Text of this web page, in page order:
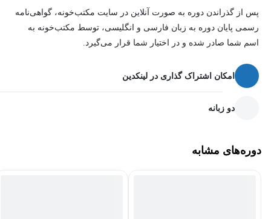
پس از گذراندن دوره به صورت آنلاین در سایت مکتب‌خونه، گواهی‌نامه
رسمی پایان دوره به زبان فارسی و انگلیسی، توسط مکتب‌خونه به
اسم شما صادر شده و در اختیار شما قرار می‌گیرد.
امکان اشتراک گذاری در لینکدین
دو زبانه
دوره‌های مشابه